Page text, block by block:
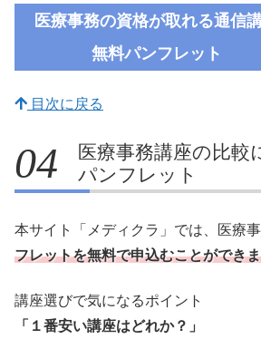
医療事務の資格が取れる通信
無料パンフレット
目次に戻る
医療事務講座の比較
パンフレット
本サイト「メディクラ」では、医療
フレットを無料で申込むことができ
講座選びで気になるポイント
「１番安い講座はどれか？」